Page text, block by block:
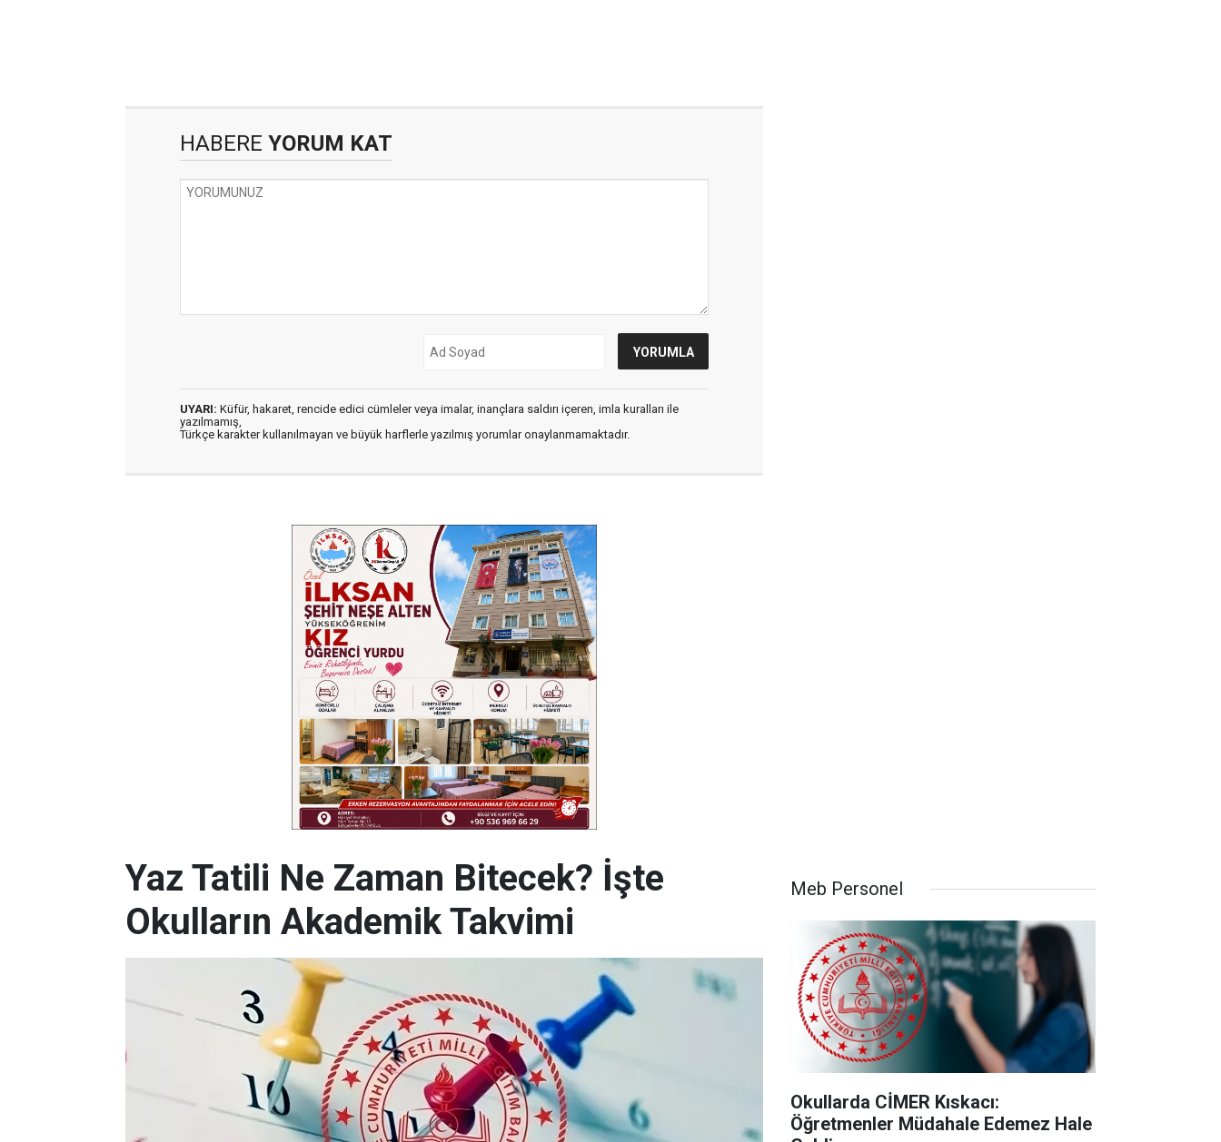
HABERE YORUM KAT
UYARI: Küfür, hakaret, rencide edici cümleler veya imalar, inançlara saldırı içeren, imla kuralları ile
yazılmamış,
Türkçe karakter kullanılmayan ve büyük harflerle yazılmış yorumlar onaylanmamaktadır.
Yaz Tatili Ne Zaman Bitecek? İşte
Okulların Akademik Takvimi
Meb Personel
Okullarda CİMER Kıskacı:
Öğretmenler Müdahale Edemez Hale